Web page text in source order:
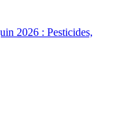
2026 : Pesticides,